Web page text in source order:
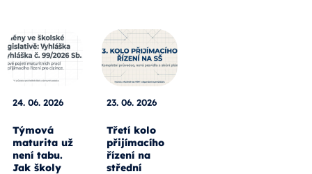
24. 06. 2026
Týmová
maturita už
není tabu.
Jak školy
23. 06. 2026
Třetí kolo
přijímacího
řízení na
střední